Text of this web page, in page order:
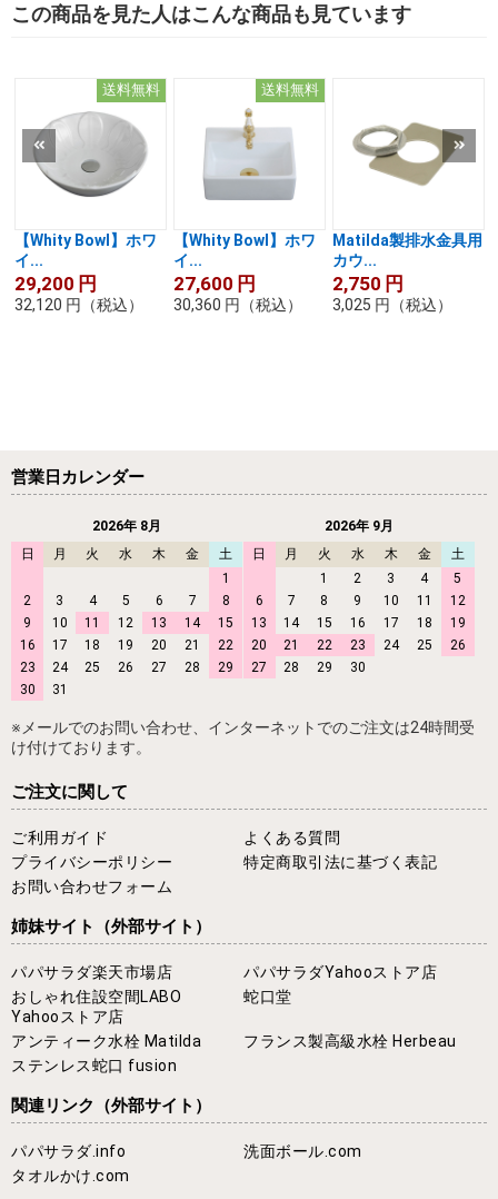
この商品を見た人はこんな商品も見ています
送料無料
【Whity Bowl】ホワ
イ...
29,200 円
32,120 円 （税込）
送料無料
【Whity Bowl】ホワ
イ...
27,600 円
30,360 円 （税込）
Matilda製排水金具用
カウ...
2,750 円
3,025 円 （税込）
営業日カレンダー
2026年 8月
日
月 火 水 木 金
土
1
2
3 4 5 6 7
8
9
10 11 12 13 14
15
16
17 18 19 20 21
22
23
24 25 26 27 28
29
30
31
2026年 9月
日
月 火 水 木 金
土
1
2 3 4
5
6
7 8 9 10 11
12
13
14 15 16 17 18
19
20
21 22 23 24 25
26
27
28 29 30
※メールでのお問い合わせ、インターネットでのご注文は24時間受
け付けております。
ご注文に関して
ご利用ガイド
よくある質問
プライバシーポリシー
特定商取引法に基づく表記
お問い合わせフォーム
姉妹サイト （外部サイト）
パパサラダ楽天市場店
パパサラダYahooストア店
おしゃれ住設空間LABO
Yahooストア店
蛇口堂
アンティーク水栓 Matilda
フランス製高級水栓 Herbeau
ステンレス蛇口 fusion
関連リンク （外部サイト）
パパサラダ.info
洗面ボール.com
タオルかけ.com